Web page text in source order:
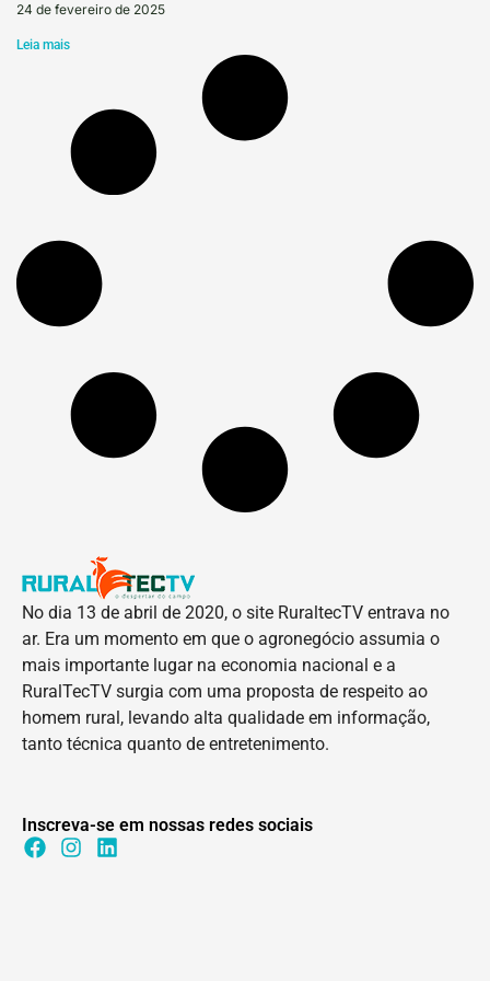
24 de fevereiro de 2025
Leia mais
No dia 13 de abril de 2020, o site RuraltecTV entrava no
ar. Era um momento em que o agronegócio assumia o
mais importante lugar na economia nacional e a
RuralTecTV surgia com uma proposta de respeito ao
homem rural, levando alta qualidade em informação,
tanto técnica quanto de entretenimento.
Inscreva-se em nossas redes sociais